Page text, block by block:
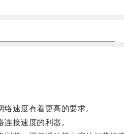
速度有着更高的要求。
接速度的利器。